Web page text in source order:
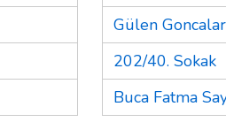
Gülen
202/40. Sokak
Buca Fatma